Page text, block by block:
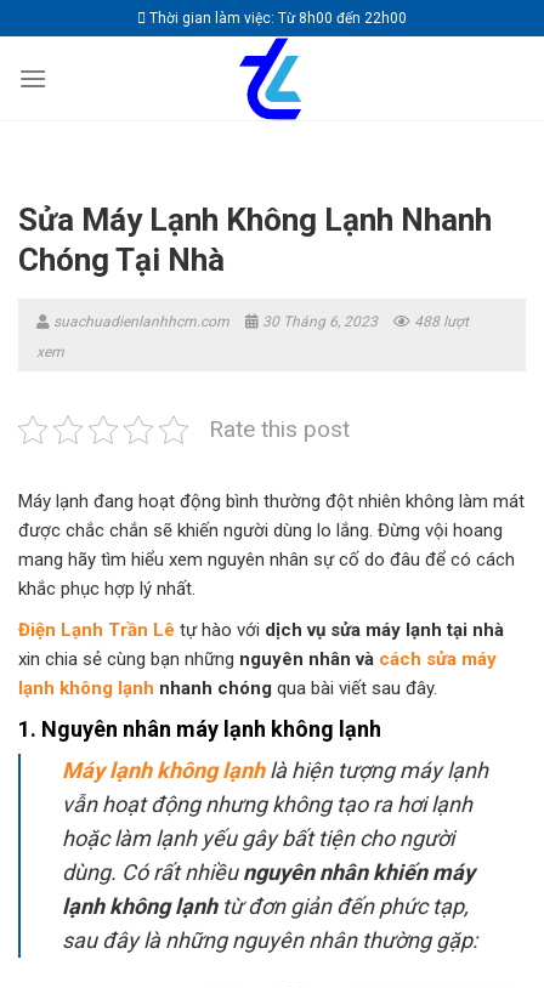
to
content
Thời gian làm việc: Từ 8h00 đến 22h00
Sửa Máy Lạnh Không Lạnh Nhanh
Chóng Tại Nhà
suachuadienlanhhcm.com 30 Tháng 6, 2023
488 lượt
xem
Rate this post
Máy lạnh đang hoạt động bình thường đột nhiên không làm mát
được chắc chắn sẽ khiến người dùng lo lắng. Đừng vội hoang
mang hãy tìm hiểu xem nguyên nhân sự cố do đâu để có cách
khắc phục hợp lý nhất.
Điện Lạnh Trần Lê tự hào với dịch vụ sửa máy lạnh tại nhà
xin chia sẻ cùng bạn những nguyên nhân và cách sửa máy
lạnh không lạnh nhanh chóng qua bài viết sau đây.
1. Nguyên nhân máy lạnh không lạnh
Máy lạnh không lạnhlà hiện tượng máy lạnh
vẫn hoạt động nhưng không tạo ra hơi lạnh
hoặc làm lạnh yếu gây bất tiện cho người
dùng. Có rất nhiềunguyên nhân khiến máy
lạnh không lạnhtừ đơn giản đến phức tạp,
sau đây là những nguyên nhân thường gặp: